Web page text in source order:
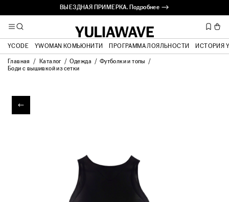
ВЫЕЗДНАЯ ПРИМЕРКА. Подробнее ⟶
YCODE YWOMAN КОМЬЮНИТИ ПРОГРАММА ЛОЯЛЬНОСТИ ИСТОРИЯ
Главная Каталог Одежда
Футболки и топы
Боди с вышивкой из сетки